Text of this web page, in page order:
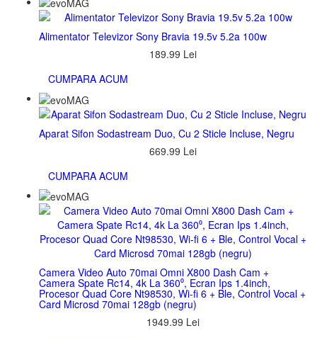
Alimentator Televizor Sony Bravia 19.5v 5.2a 100w
189.99 Lei
CUMPARA ACUM
Aparat Sifon Sodastream Duo, Cu 2 Sticle Incluse, Negru
669.99 Lei
CUMPARA ACUM
Camera Video Auto 70mai Omni X800 Dash Cam +
Camera Spate Rc14, 4k La 360⁰, Ecran Ips 1.4inch,
Procesor Quad Core Nt98530, Wi-fi 6 + Ble, Control Vocal +
Card Microsd 70mai 128gb (negru)
1949.99 Lei